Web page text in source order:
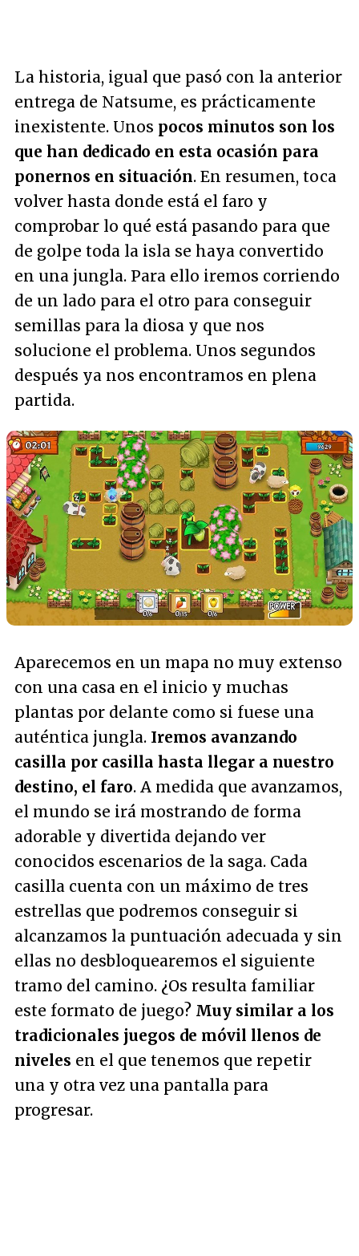
La historia, igual que pasó con la anterior
entrega de Natsume, es prácticamente
inexistente. Unos pocos minutos son los
que han dedicado en esta ocasión para
ponernos en situación. En resumen, toca
volver hasta donde está el faro y
comprobar lo qué está pasando para que
de golpe toda la isla se haya convertido
en una jungla. Para ello iremos corriendo
de un lado para el otro para conseguir
semillas para la diosa y que nos
solucione el problema. Unos segundos
después ya nos encontramos en plena
partida.
Aparecemos en un mapa no muy extenso
con una casa en el inicio y muchas
plantas por delante como si fuese una
auténtica jungla. Iremos avanzando
casilla por casilla hasta llegar a nuestro
destino, el faro. A medida que avanzamos,
el mundo se irá mostrando de forma
adorable y divertida dejando ver
conocidos escenarios de la saga. Cada
casilla cuenta con un máximo de tres
estrellas que podremos conseguir si
alcanzamos la puntuación adecuada y sin
ellas no desbloquearemos el siguiente
tramo del camino. ¿Os resulta familiar
este formato de juego? Muy similar a los
tradicionales juegos de móvil llenos de
niveles en el que tenemos que repetir
una y otra vez una pantalla para
progresar.